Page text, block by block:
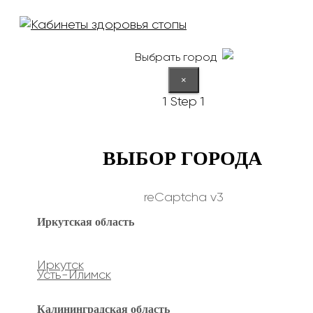
Выбрать город
×
1 Step 1
ВЫБОР ГОРОДА
reCaptcha v3
Иркутская область
Иркутск
Усть-Илимск
Калининградская область